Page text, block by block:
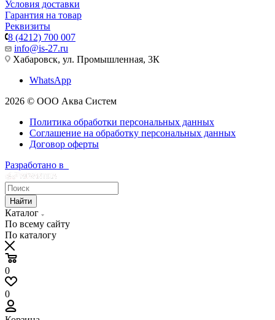
Условия доставки
Гарантия на товар
Реквизиты
8 (4212) 700 007
info@is-27.ru
Хабаровск, ул. Промышленная, 3К
WhatsApp
2026 © ООО Аква Систем
Политика обработки персональных данных
Соглашение на обработку персональных данных
Договор оферты
Разработано в
Найти
Каталог
По всему сайту
По каталогу
0
0